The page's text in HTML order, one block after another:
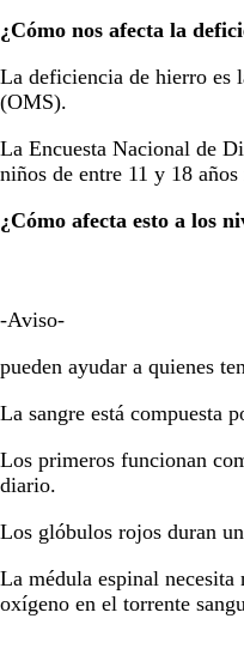
¿Cómo nos afecta la
La deficiencia de hierro es
(OMS).
La Encuesta Nacional de
niños de entre 11 y 18
¿Cómo afecta esto a los
-Aviso-
pueden ayudar a quienes
La sangre está compuesta
Los primeros funcionan
diario.
Los glóbulos rojos duran
La médula espinal
oxígeno en el torrente